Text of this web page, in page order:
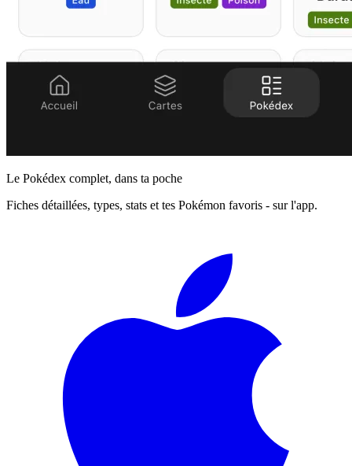
Le Pokédex complet, dans ta poche
Fiches détaillées, types, stats et tes Pokémon favoris - sur l'app.